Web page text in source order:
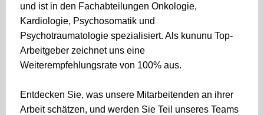
und ist in den Fachabteilungen Onkologie,
Kardiologie, Psychosomatik und
Psychotraumatologie spezialisiert. Als kununu Top-
Arbeitgeber zeichnet uns eine
Weiterempfehlungsrate von 100% aus.
Entdecken Sie, was unsere Mitarbeitenden an ihrer
Arbeit schätzen, und werden Sie Teil unseres Teams